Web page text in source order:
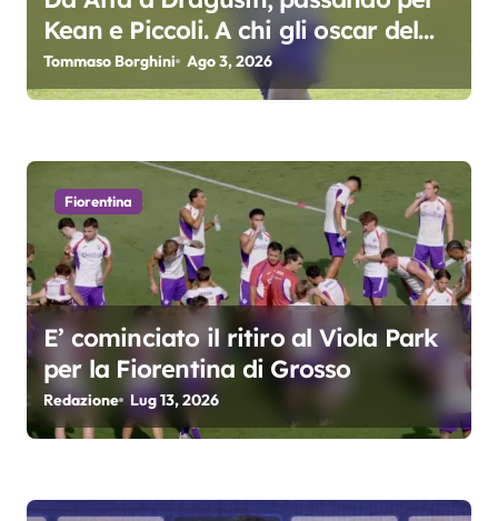
a
i
o
l
i
Kean e Piccoli. A chi gli oscar del
precampionato?
Tommaso Borghini Ago 3, 2026
Fiorentina
E’ cominciato il ritiro al Viola Park
per la Fiorentina di Grosso
Redazione Lug 13, 2026